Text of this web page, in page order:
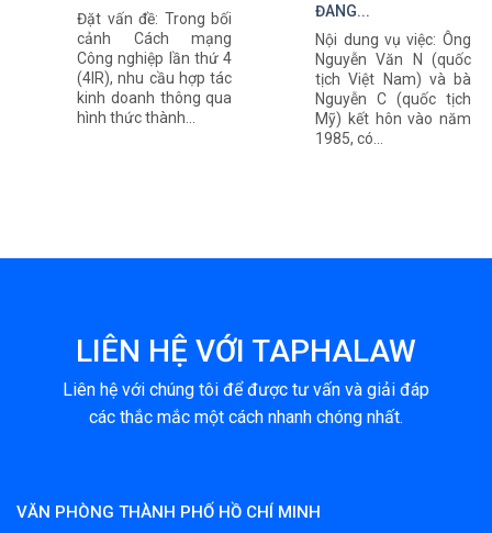
Đặt vấn đề: Trong bối
cảnh Cách mạng
Công nghiệp lần thứ 4
(4IR), nhu cầu hợp tác
kinh doanh thông qua
hình thức thành...
ĐANG...
Nội dung vụ việc: Ông
Nguyễn Văn N (quốc
tịch Việt Nam) và bà
Nguyễn C (quốc tịch
Mỹ) kết hôn vào năm
1985, có...
LIÊN HỆ VỚI TAPHALAW
Liên hệ với chúng tôi để được tư vấn và giải đáp
các thắc mắc một cách nhanh chóng nhất.
VĂN PHÒNG THÀNH PHỐ HỒ CHÍ MINH